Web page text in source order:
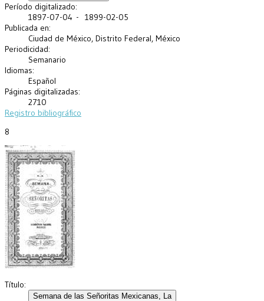
Período digitalizado:
1897-07-04 - 1899-02-05
Publicada en:
Ciudad de México, Distrito Federal, México
Periodicidad:
Semanario
Idiomas:
Español
Páginas digitalizadas:
2710
Registro bibliográfico
8
Título: